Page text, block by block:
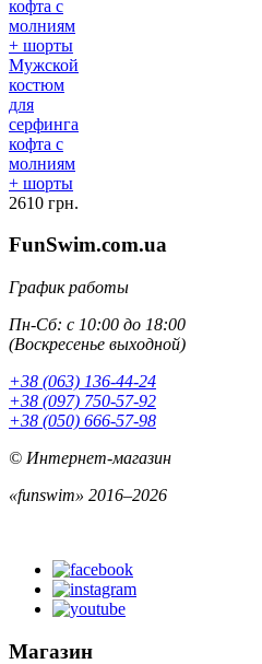
Мужской
костюм
для
серфинга
кофта с
молниям
+ шорты
2610 грн.
FunSwim.com.ua
График работы
Пн-Сб: с 10:00 до 18:00
(Воскресенье выходной)
+38 (063) 136-44-24
+38 (097) 750-57-92
+38 (050) 666-57-98
© Интернет-магазин
«funswim» 2016–2026
Магазин